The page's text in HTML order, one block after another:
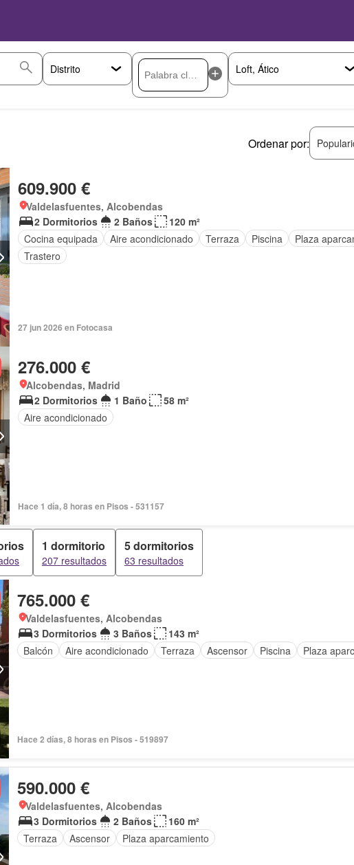
Ordenar por:
609.900 €
Valdelasfuentes, Alcobendas
2 Dormitorios
2 Baños
120 m²
Cocina equipada
Aire acondicionado Terraza Piscina
Plaza
Trastero
27 jun 2026 en Fotocasa
276.000 €
Alcobendas, Madrid
2 Dormitorios
1 Baño
58 m²
Aire acondicionado
Hace 1 día, 8 horas en Pisos - 531157
1 dormitorio
207 resultados
5 dormitorios
63 resultados
765.000 €
Valdelasfuentes, Alcobendas
3 Dormitorios
3 Baños
143 m²
Balcón
Aire acondicionado Terraza Ascensor Piscina Plaza
Hace 2 días, 8 horas en Pisos - 519897
590.000 €
Valdelasfuentes, Alcobendas
3 Dormitorios
2 Baños
160 m²
Terraza
Ascensor Plaza aparcamiento